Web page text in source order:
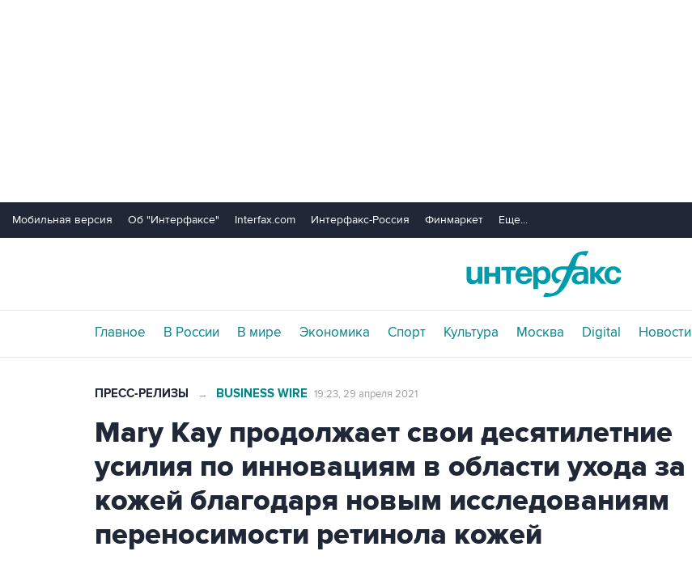
Мобильная версия Об "Интерфаксе" Interfax.com Интерфакс-Россия Финмаркет Еще...
Главное В России В мире Экономика Спорт Культура Москва Digital Новости
ПРЕСС-РЕЛИЗЫ → BUSINESS WIRE 19:23, 29 апреля 2021
Mary Kay продолжает свои десятилетние
усилия по инновациям в области ухода за
кожей благодаря новым исследованиям
переносимости ретинола кожей